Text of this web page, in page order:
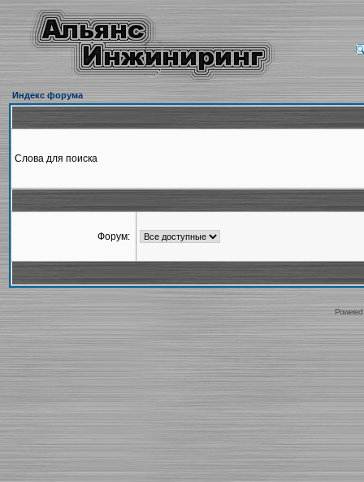
Индекс форума
Слова для поиска
Форум: